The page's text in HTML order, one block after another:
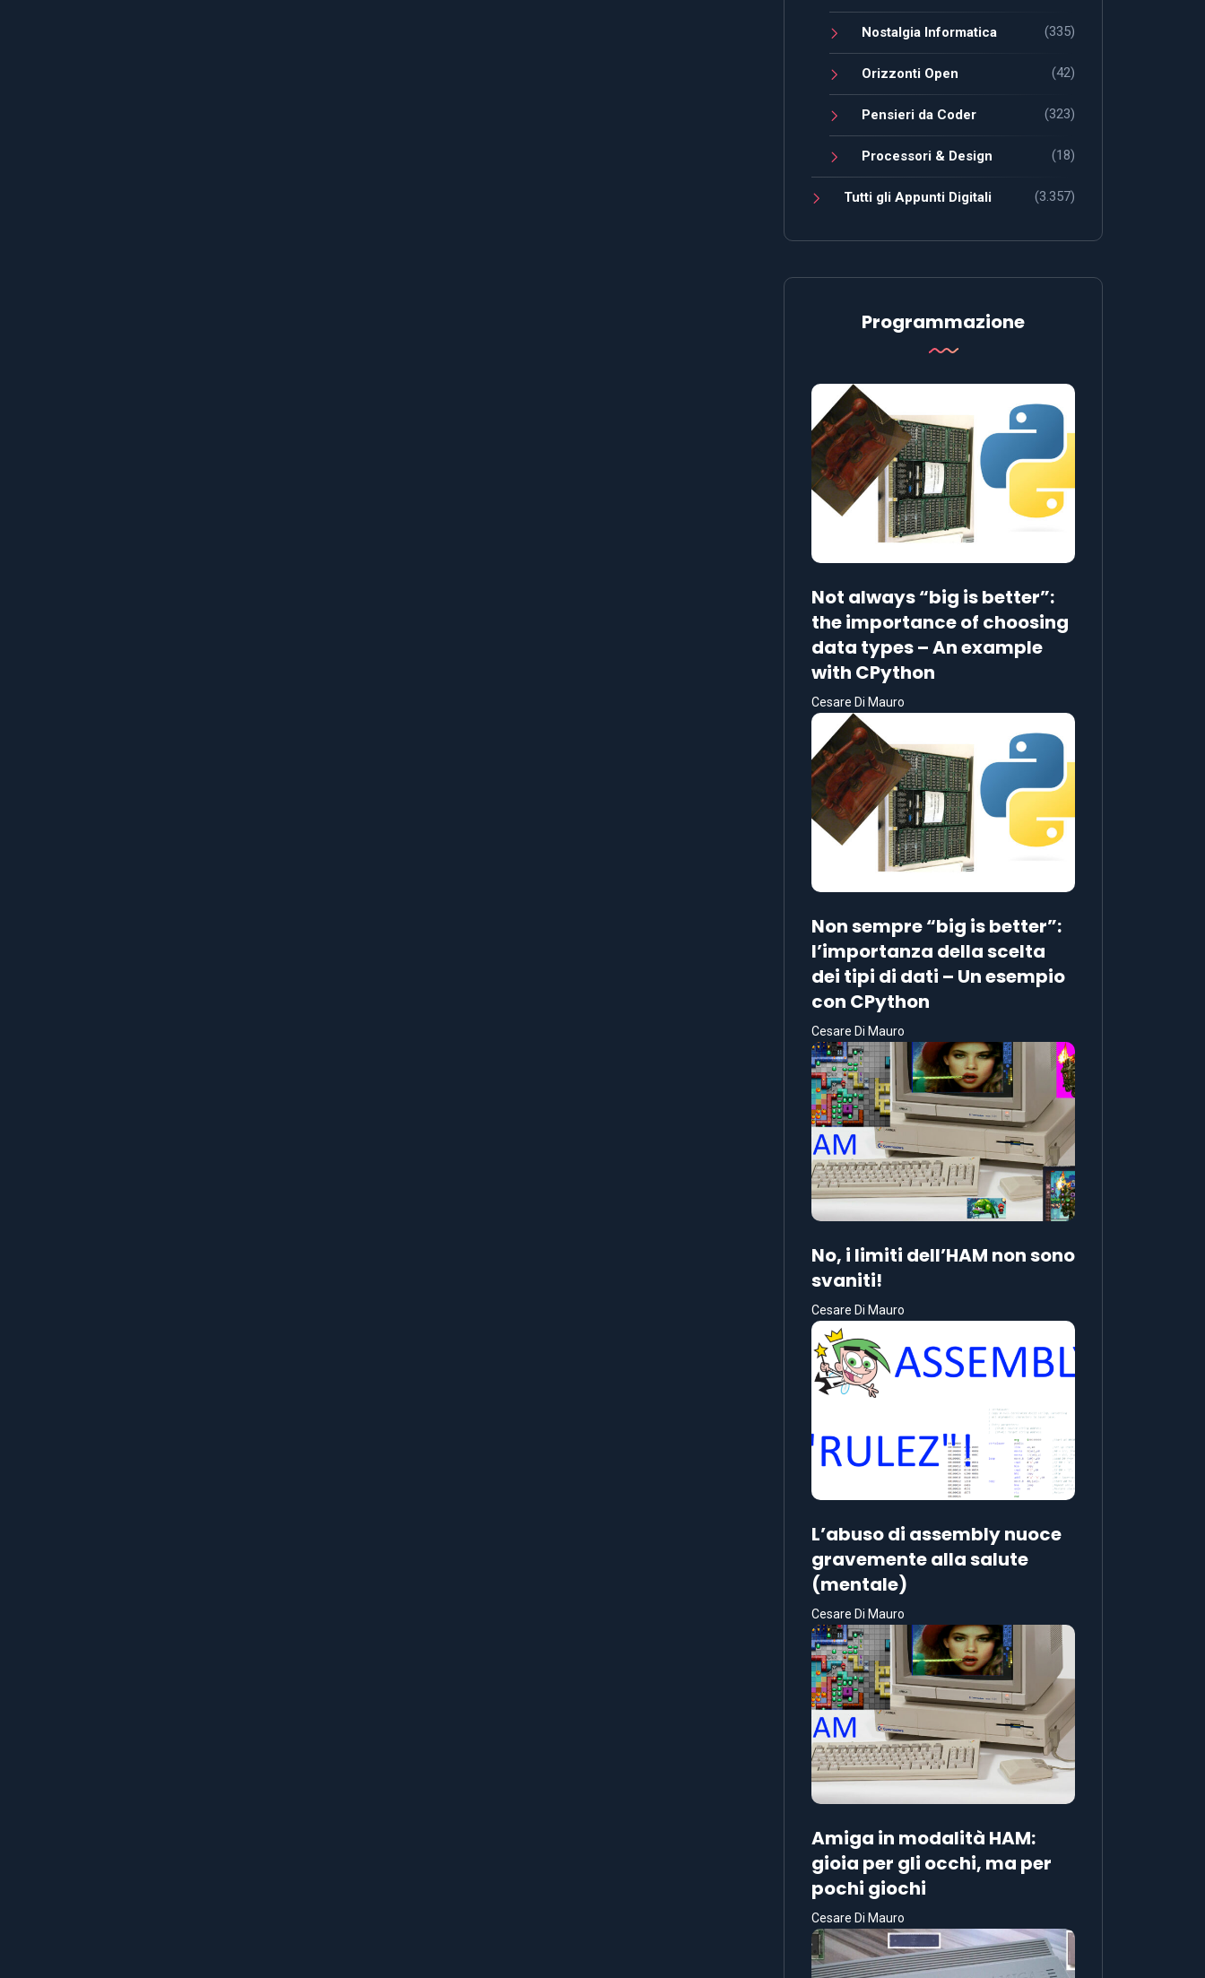
Nostalgia Informatica (335)
Orizzonti Open (42)
Pensieri da Coder (323)
Processori & Design (18)
Tutti gli Appunti Digitali (3.357)
Programmazione
Not always “big is better”:
the importance of choosing
data types – An example
with CPython
Cesare Di Mauro
Non sempre “big is better”:
l’importanza della scelta
dei tipi di dati – Un esempio
con CPython
Cesare Di Mauro
No, i limiti dell’HAM non sono
svaniti!
Cesare Di Mauro
L’abuso di assembly nuoce
gravemente alla salute
(mentale)
Cesare Di Mauro
Amiga in modalità HAM:
gioia per gli occhi, ma per
pochi giochi
Cesare Di Mauro